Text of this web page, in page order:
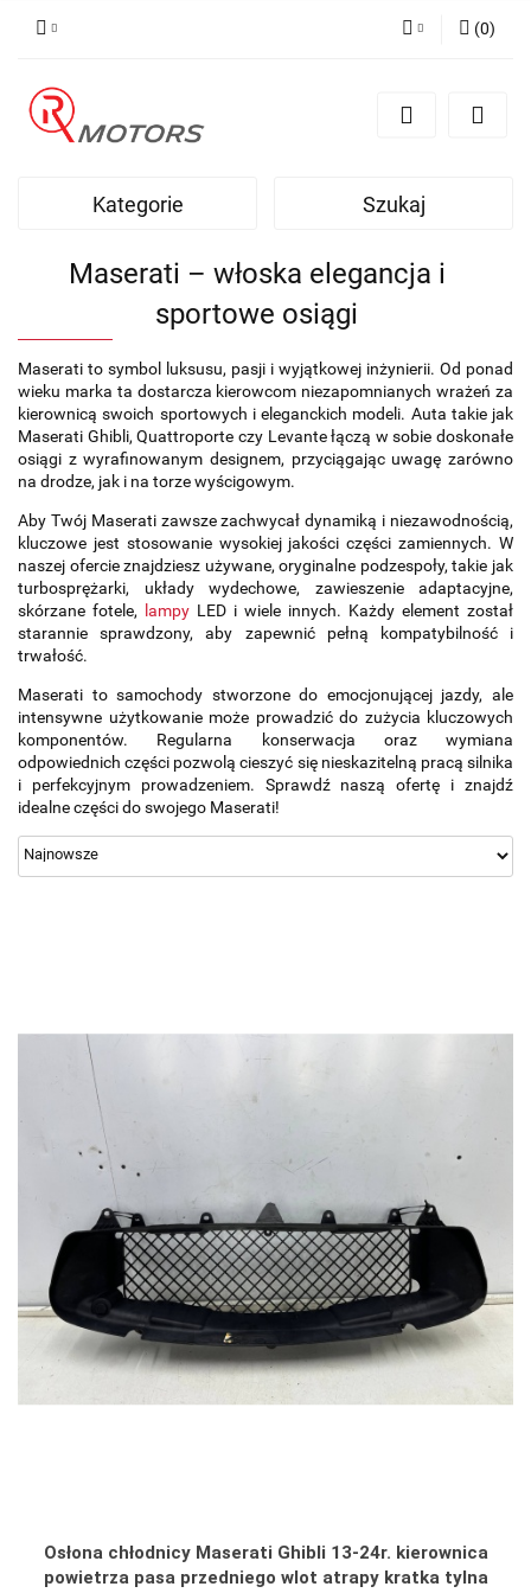
Zarejestruj się
(0)
Kategorie Szukaj
Maserati – włoska elegancja i
sportowe osiągi
Maserati to symbol luksusu, pasji i wyjątkowej inżynierii. Od ponad
wieku marka ta dostarcza kierowcom niezapomnianych wrażeń za
kierownicą swoich sportowych i eleganckich modeli. Auta takie jak
Maserati Ghibli, Quattroporte czy Levante łączą w sobie doskonałe
osiągi z wyrafinowanym designem, przyciągając uwagę zarówno
na drodze, jak i na torze wyścigowym.
Aby Twój Maserati zawsze zachwycał dynamiką i niezawodnością,
kluczowe jest stosowanie wysokiej jakości części zamiennych. W
naszej ofercie znajdziesz używane, oryginalne podzespoły, takie jak
turbosprężarki, układy wydechowe, zawieszenie adaptacyjne,
skórzane fotele,
lampy LED i wiele innych. Każdy element został
starannie sprawdzony, aby zapewnić pełną kompatybilność i
trwałość.
Maserati to samochody stworzone do emocjonującej jazdy, ale
intensywne użytkowanie może prowadzić do zużycia kluczowych
komponentów. Regularna konserwacja oraz wymiana
odpowiednich części pozwolą cieszyć się nieskazitelną pracą silnika
i perfekcyjnym prowadzeniem. Sprawdź naszą ofertę i znajdź
idealne części do swojego Maserati!
Osłona chłodnicy Maserati Ghibli 13-24r. kierownica
powietrza pasa przedniego wlot atrapy kratka tylna